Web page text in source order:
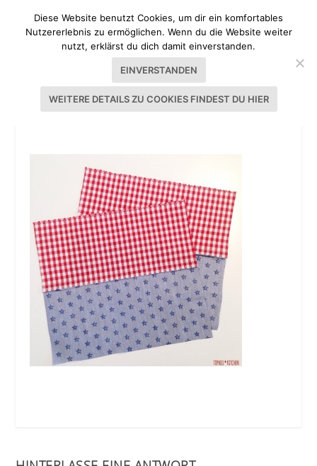
TUTORIAL ADVENTSKALENDER NÄHEN
Diese Website benutzt Cookies, um dir ein komfortables
Nutzererlebnis zu ermöglichen. Wenn du die Website weiter
nutzt, erklärst du dich damit einverstanden.
EINVERSTANDEN
WEITERE DETAILS ZU COOKIES FINDEST DU HIER